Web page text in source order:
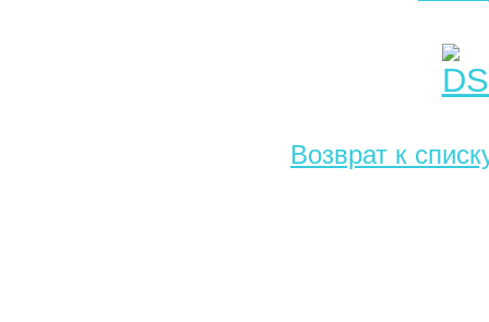
Возврат к